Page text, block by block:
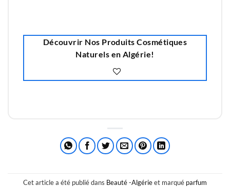
Découvrir Nos Produits Cosmétiques
Naturels en Algérie!
Cet article a été publié dans Beauté -Algérieet marqué parfum